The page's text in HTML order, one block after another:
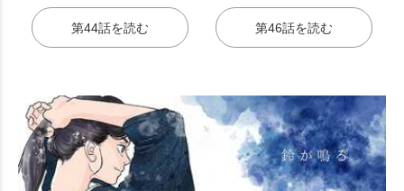
第44話を読む 第46話を読む